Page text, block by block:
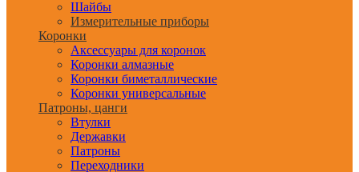
Шайбы
Измерительные приборы
Коронки
Аксессуары для коронок
Коронки алмазные
Коронки биметаллические
Коронки универсальные
Патроны, цанги
Втулки
Державки
Патроны
Переходники